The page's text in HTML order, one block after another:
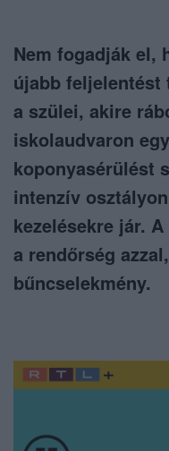
Nem fogadják el,
újabb feljelentést
a szülei, akire
iskolaudvaron
koponyasérülést
intenzív
kezelésekre jár.
a rendőrség
bűncselekmény.